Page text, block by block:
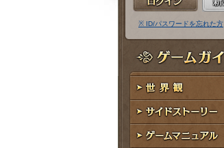
ル
ア
ド
レ
ス
ス
ー
ド
※ ID/パスワードを忘れた方
ゲームガイド
世界観
サイドストーリー